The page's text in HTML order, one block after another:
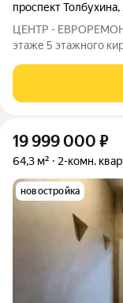
проспект Толбухина,
ЦЕНТР -
этaже 5 этажного
потолки из
Зaменeны окнa и
19 999 000 ₽
64,3 м² 2-комн.
новостройка